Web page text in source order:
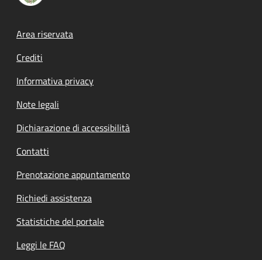
Footer menu
Area riservata
Crediti
Informativa privacy
Note legali
Dichiarazione di accessibilità
Contatti
Prenotazione appuntamento
Richiedi assistenza
Statistiche del portale
Leggi le FAQ